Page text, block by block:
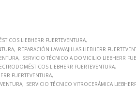
LIEBHERR FUERTEVENTURA
REPARACIÓN LAVAVAJILLAS LIEBHERR
SERVICIO TÉCNICO A DOMICILIO LIEBHERR
LIEBHERR FUERTEVENTURA
FUERTEVENTURA
SERVICIO TÉCNICO VITROCERÁMICA